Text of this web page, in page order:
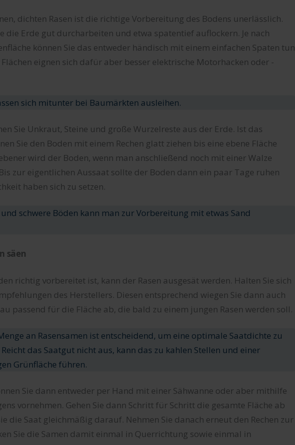
dichten Rasen ist die richtige Vorbereitung des Bodens unerlässlich.
die Erde gut durcharbeiten und etwa spatentief auflockern. Je nach
können Sie das entweder händisch mit einem einfachen Spaten tun
eignen sich dafür aber besser elektrische Motorhacken oder -
sich mitunter bei Baumärkten ausleihen.
Sie Unkraut, Steine und große Wurzelreste aus der Erde. Ist das
Sie den Boden mit einem Rechen glatt ziehen bis eine ebene Fläche
wird der Boden, wenn man anschließend noch mit einer Walze
zur eigentlichen Aussaat sollte der Boden dann ein paar Tage ruhen
haben sich zu setzen.
schwere Böden kann man zur Vorbereitung mit etwas Sand
säen
richtig vorbereitet ist, kann der Rasen ausgesät werden. Halten Sie sich
des Herstellers. Diesen entsprechend wiegen Sie dann auch
passend für die Fläche ab, die bald zu einem jungen Rasen werden soll.
an Rasensamen ist entscheidend, um eine optimale Saatdichte zu
das Saatgut nicht aus, kann das zu kahlen Stellen und einer
Grünfläche führen.
Sie dann entweder per Hand mit einer Sähwanne oder aber mithilfe
vornehmen. Gehen Sie dann Schritt für Schritt die gesamte Fläche ab
die Saat gleichmäßig darauf. Nehmen Sie danach erneut den Rechen zur
Sie die Samen damit einmal in Querrichtung sowie einmal in